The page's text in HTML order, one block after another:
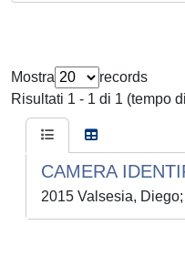
Mostra
records
Risultati 1 - 1 di 1 (tempo
CAMERA
2015 Valsesia,